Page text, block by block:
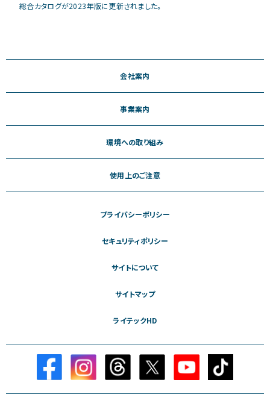
総合カタログが2023年版に更新されました。
会社案内
事業案内
環境への取り組み
使用上のご注意
プライバシーポリシー
セキュリティポリシー
サイトについて
サイトマップ
ライテックHD